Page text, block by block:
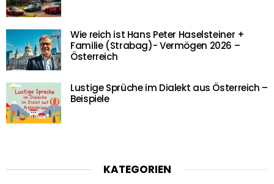
Wie reich ist Hans Peter Haselsteiner +
Familie (Strabag)- Vermögen 2026 –
Österreich
Lustige Sprüche im Dialekt aus Österreich –
Beispiele
KATEGORIEN